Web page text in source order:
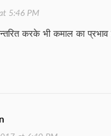
5:46 PM
करके भी कमाल का